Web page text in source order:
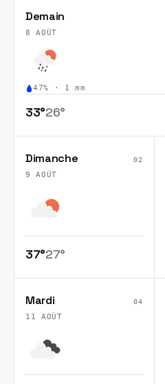
Demain
8 AOÛT
47% · 1 mm
33°26°
Dimanche
9 AOÛT
02
37°27°
Mardi
11 AOÛT
04